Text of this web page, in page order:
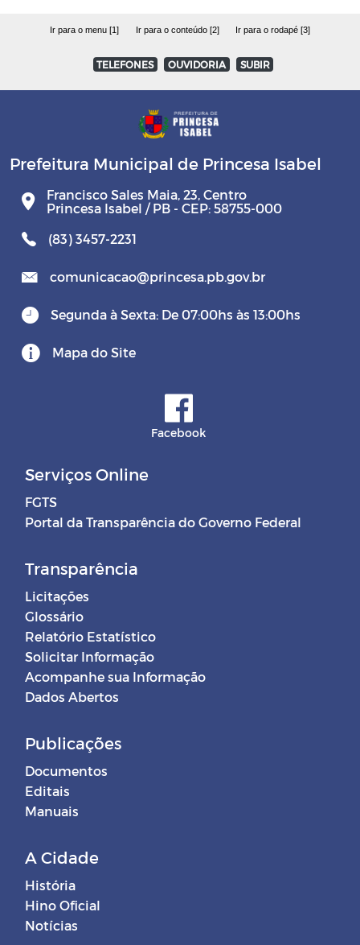
Ir para o menu [1] Ir para o conteúdo [2] Ir para o rodapé [3]
TELEFONES OUVIDORIA SUBIR
Prefeitura Municipal de Princesa Isabel
Francisco Sales Maia, 23, Centro
Princesa Isabel / PB - CEP: 58755-000
(83) 3457-2231
comunicacao@princesa.pb.gov.br
Segunda à Sexta: De 07:00hs às 13:00hs
Mapa do Site
Facebook
Serviços Online
FGTS
Portal da Transparência do Governo Federal
Transparência
Licitações
Glossário
Relatório Estatístico
Solicitar Informação
Acompanhe sua Informação
Dados Abertos
Publicações
Documentos
Editais
Manuais
A Cidade
História
Hino Oficial
Notícias